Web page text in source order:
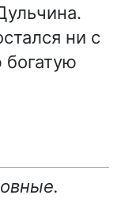
ни с
богатую